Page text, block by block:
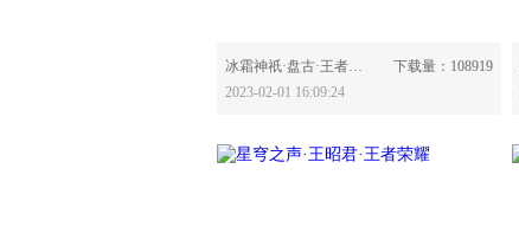
分享：
冰霜神祇·盘古·王者荣耀-630610
下载量：108919
2023-02-01 16:09:24